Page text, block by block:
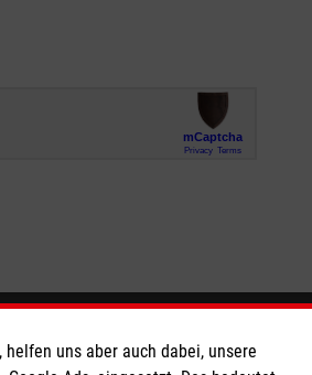
Sie uns
uns aber auch dabei, unsere